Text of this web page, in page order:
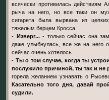
всячески противилась действиям
рыча на него, но все таки он
сигарета была вырвана из
тяжелым берцем Кросса.
- Изверг...- только сейчас она
даже улыбнулась, все же на него
сейчас очень хотелось.
- Ты о том случае, когда ты
послужило причиной, ты так и не
горела желанием узнавать о
Касательно того дня, давай
судили.